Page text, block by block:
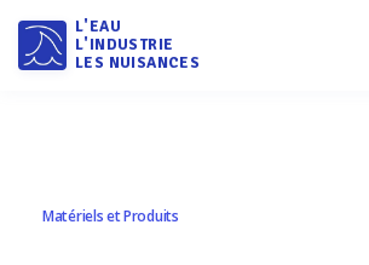
L'EAU
L'INDUSTRIE
LES NUISANCES
Matériels et Produits